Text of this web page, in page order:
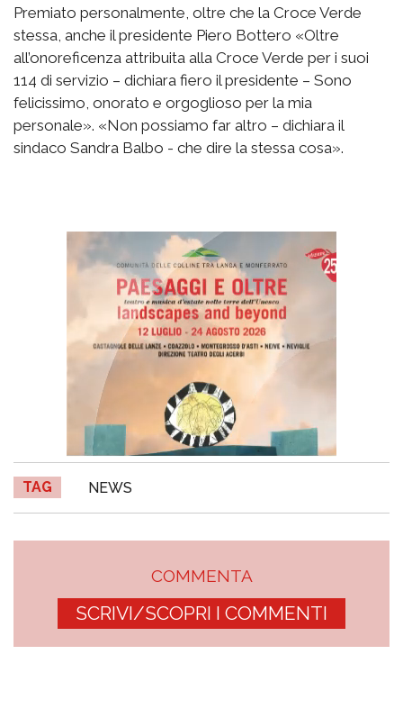
Premiato personalmente, oltre che la Croce Verde
stessa, anche il presidente Piero Bottero «Oltre
all’onoreficenza attribuita alla Croce Verde per i suoi
114 di servizio – dichiara fiero il presidente – Sono
felicissimo, onorato e orgoglioso per la mia
personale». «Non possiamo far altro – dichiara il
sindaco Sandra Balbo - che dire la stessa cosa».
TAG NEWS
COMMENTA
SCRIVI/SCOPRI I COMMENTI